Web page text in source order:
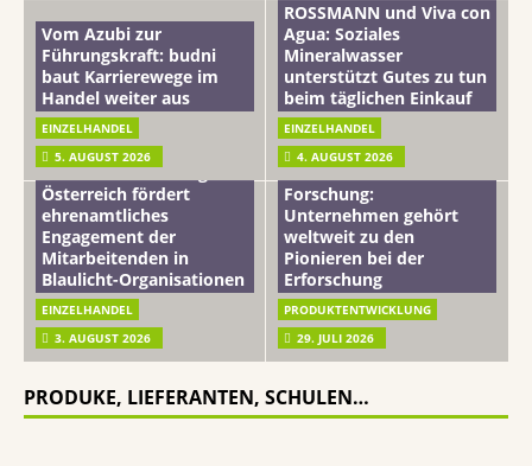
Vom Azubi zur
Führungskraft: budni
baut Karrierewege im
Handel weiter aus
EINZELHANDEL
5. AUGUST 2026
ROSSMANN und Viva con
Agua: Soziales
Mineralwasser
unterstützt Gutes zu tun
beim täglichen Einkauf
EINZELHANDEL
4. AUGUST 2026
mehr vom leben tag: dm
Österreich fördert
ehrenamtliches
Engagement der
Mitarbeitenden in
Blaulicht-Organisationen
EINZELHANDEL
3. AUGUST 2026
Beiersdorf
Hautmikrobiom-
Forschung:
Unternehmen gehört
weltweit zu den
Pionieren bei der
Erforschung
PRODUKTENTWICKLUNG
29. JULI 2026
PRODUKE, LIEFERANTEN, SCHULEN…